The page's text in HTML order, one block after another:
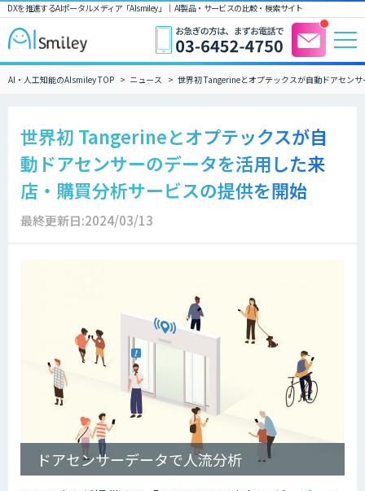
DXを推進するAIポータルメディア「AIsmiley」｜ AI製品・サービスの比較・検索サイト
AI・人工知能のAIsmiley TOP ニュース 世界初 Tangerineとオプテックスが自動ドアセン
世界初 Tangerineとオプテックスが自
動ドアセンサーのデータを活用した来
店・購買分析サービスの提供を開始
最終更新日:2024/03/13
ドアセンサーデータで人流分析